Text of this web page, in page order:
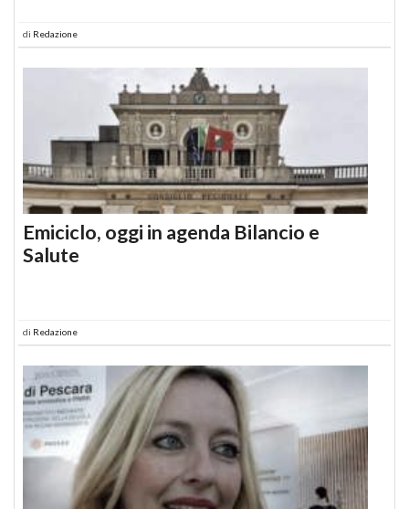
di Redazione
Emiciclo, oggi in agenda Bilancio e
Salute
di Redazione